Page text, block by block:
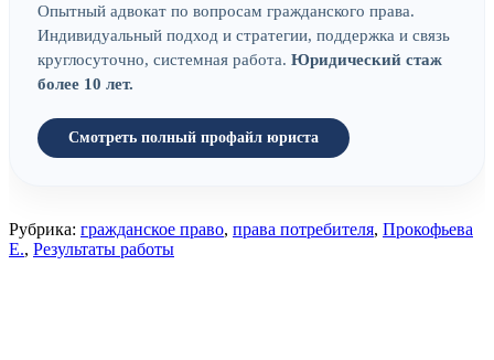
Опытный адвокат по вопросам гражданского права.
Индивидуальный подход и стратегии, поддержка и связь
круглосуточно, системная работа. Юридический стаж
более 10 лет.
Смотреть полный профайл юриста
Рубрика: гражданское право, права потребителя, Прокофьева
Е., Результаты работы